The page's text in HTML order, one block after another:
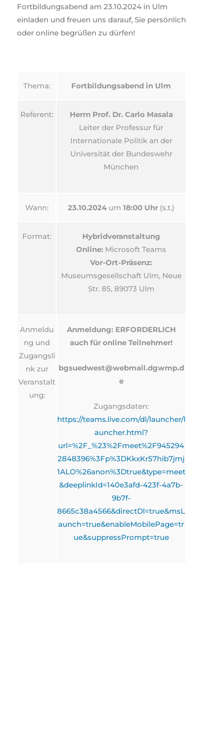
Fortbildungsabend am 23.10.2024 in Ulm
einladen und freuen uns darauf, Sie persönlich
oder online begrüßen zu dürfen!
Thema: Fortbildungsabend in Ulm
Referent:
Herrn Prof. Dr. Carlo Masala
Leiter der Professur für
Internationale Politik an der
Universität der Bundeswehr
München
Wann: 23.10.2024 um 18:00 Uhr (s.t.)
Format:
Hybridveranstaltung
Online: Microsoft Teams
Vor-Ort-Präsenz:
Museumsgesellschaft Ulm, Neue
Str. 85, 89073 Ulm
Anmeldu
ng und
Zugangsli
nk zur
Veranstalt
ung:
Anmeldung: ERFORDERLICH
auch für online Teilnehmer!
bgsuedwest@webmail.dgwmp.d
e
Zugangsdaten:
https://teams.live.com/dl/launcher/l
auncher.html?
url=%2F_%23%2Fmeet%2F945294
2848396%3Fp%3DKkxKr57hib7jmj
1ALO%26anon%3Dtrue&type=meet
&deeplinkId=140e3afd-423f-4a7b-
9b7f-
8665c38a4566&directDl=true&msL
aunch=true&enableMobilePage=tr
ue&suppressPrompt=true